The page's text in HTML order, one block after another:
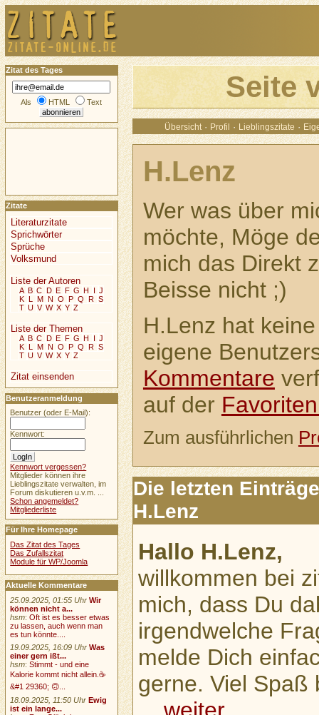
Seite
Übersicht · Profil · Lieblingszitate ·
H.Lenz
Wer was über
möchte, Möge
mich das Direkt
Beisse nicht ;)
H.Lenz hat
eigene
Kommentare
auf der
Zum ausführlichen
Die letzten
H.Lenz
Hallo H.Lenz,
willkommen bei
mich, dass Du
irgendwelche
melde Dich
gerne. Viel Spaß
Zitat des Tages
Als HTML Text
Zitate
Literaturzitate
Sprichwörter
Sprüche
Volksmund
Liste der Autoren
A B C D E F G H I J
K L M N O P Q R S
T U V W X Y Z
Liste der Themen
A B C D E F G H I J
K L M N O P Q R S
T U V W X Y Z
Zitat einsenden
Benutzeranmeldung
Benutzer (oder E-Mail):
Kennwort:
Kennwort vergessen?
Mitglieder können ihre
Lieblingszitate verwalten, im
Forum diskutieren u.v.m. ...
Schon angemeldet?
Mitgliederliste
Für Ihre Homepage
Das Zitat des Tages
Das Zufallszitat
Module für WP/Joomla
Aktuelle Kommentare
25.09.2025, 01:55 Uhr Wir
können nicht a...
hsm:Oft ist es besser etwas
zu lassen, auch wenn man
es tun könnte....
19.09.2025, 16:09 Uhr Was
einer gern ißt...
hsm:Stimmt - und eine
Kalorie kommt nicht allein.☕
&#1 29360; 🙃...
18.09.2025, 11:50 Uhr Ewig
ist ein lange...